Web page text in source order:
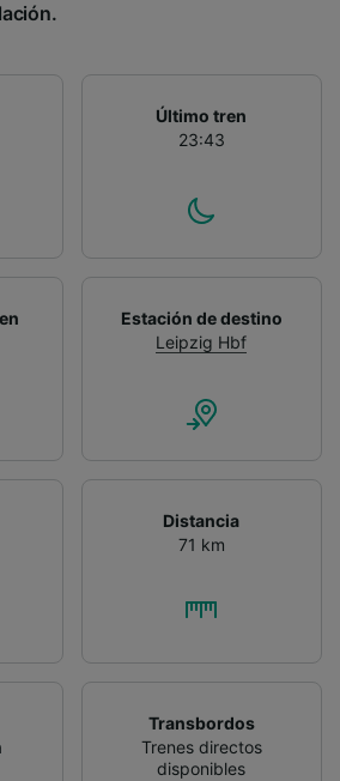
Último tren
23:43
Estación de destino
Leipzig Hbf
Distancia
71 km
Transbordos
Trenes directos
disponibles